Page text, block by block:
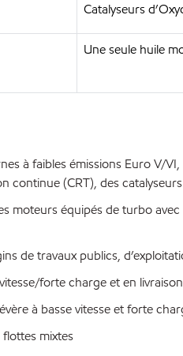
Catalyseurs
Une seule huile
à faibles émissions Euro V/
continue (CRT), des
équipés de turbo
de travaux publics,
forte charge et en
à basse vitesse et forte
mixtes